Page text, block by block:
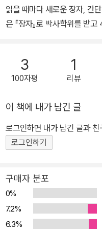
어나지 않는다. 흔히 노자老
어지는데, 특히 위진魏晉시
2권), 『장자를 읽다』, 『중국
링』, 『동양의 자연과 인간 이해
3
100자평
1
리뷰
이 책에 내가 남긴 글
로그인하면 내가 남긴 글과
로그인하기
구매자 분포
0%
7.2%
6.3%